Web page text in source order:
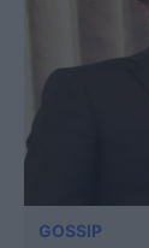
GOSSIP